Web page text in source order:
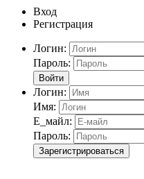
Вход
Регистрация
Логин:
Пароль:
Войти
Логин:
Имя:
Е_майл:
Пароль:
Зарегистрироваться